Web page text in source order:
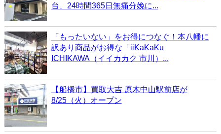
台、24時間365日無痛分娩に...
「もったいない」をお得につなぐ！本八幡に
訳あり商品がお得な「iiKaKaKu
ICHIKAWA（イイカカク 市川）...
【船橋市】買取大吉 原木中山駅前店が
8/25（火）オープン